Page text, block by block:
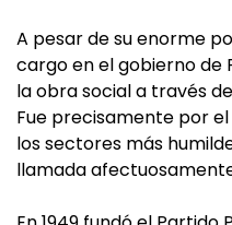
A pesar de su enorme
cargo en el gobierno de
la obra social a través
Fue precisamente por
los sectores más
llamada